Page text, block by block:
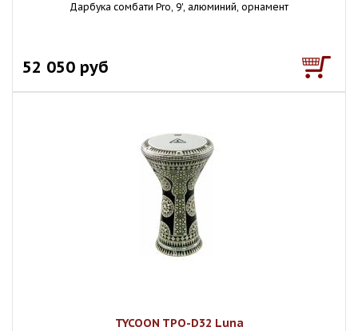
Дарбука сомбати Pro, 9', алюминий, орнамент
52 050 руб
TYCOON TPO-D32 Luna